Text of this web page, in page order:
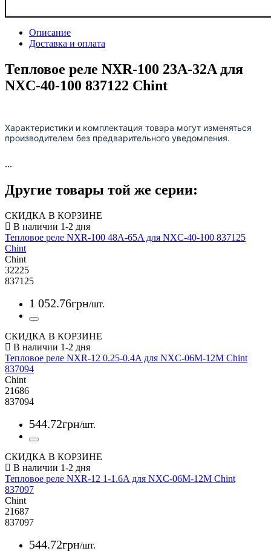
Описание
Доставка и оплата
Тепловое реле NXR-100 23A-32A для
NXC-40-100 837122 Chint
Характеристики и комплектация товара могут изменяться
производителем без предварительного уведомления.
...
Другие товары той же серии:
СКИДКА В КОРЗИНЕ
Тепловое реле NXR-100 48A-65A для NXC-40-100 837125
Chint
Chint
32225
837125
1 052.76грн/шт.
СКИДКА В КОРЗИНЕ
Тепловое реле NXR-12 0.25-0.4A для NXC-06M-12M Chint
837094
Chint
21686
837094
544.72грн/шт.
СКИДКА В КОРЗИНЕ
Тепловое реле NXR-12 1-1.6A для NXC-06M-12M Chint
837097
Chint
21687
837097
544.72грн/шт.